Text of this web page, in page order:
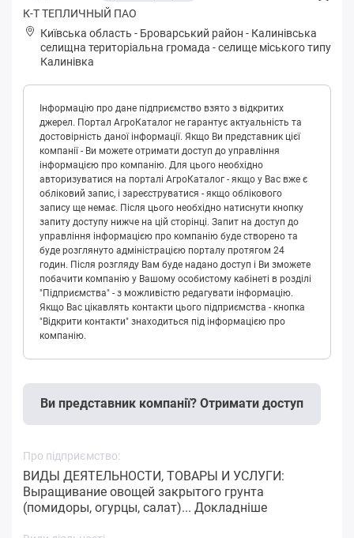
К-Т ТЕПЛИЧНЫЙ ПАО
Київська область - Броварський район - Кaлинівськa
селищна територіальна громада -селище міського типу
Калинівка
Інформацію про дане підприємство взято з відкритих
джерел. Портал АгроКаталог не гарантує актуальність та
достовірність даної інформації. Якщо Ви представник цієї
компанії - Ви можете отримати доступ до управління
інформацією про компанію. Для цього необхідно
авторизуватися на порталі АгроКаталог - якщо у Вас вже є
обліковий запис, і зареєструватися - якщо облікового
запису ще немає. Після цього необхідно натиснути кнопку
запиту доступу нижче на цій сторінці. Запит на доступ до
управління інформацією про компанію буде створено та
буде розглянуто адміністрацією порталу протягом 24
годин. Після розгляду Вам буде надано доступ і Ви зможете
побачити компанію у Вашому особистому кабінеті в розділі
"Підприємства" - з можливістю редагувати інформацію.
Якщо Вас цікавлять контакти цього підприємства - кнопка
"Відкрити контакти" знаходиться під інформацією про
компанію.
Ви представник компанії? Отримати доступ
Про підприємство:
ВИДЫ ДЕЯТЕЛЬНОСТИ, ТОВАРЫ И УСЛУГИ:
Выращивание овощей закрытого грунта
(помидоры, огурцы, салат)... Докладніше